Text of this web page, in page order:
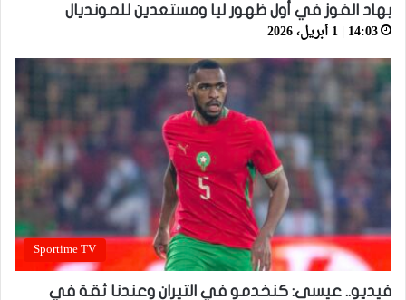
بهاد الفوز في أول ظهور ليا ومستعدين للمونديال
14:03 | 1 أبريل، 2026
Sportime TV
فيديو.. عيسى: كنخدمو في التيران وعندنا ثقة في